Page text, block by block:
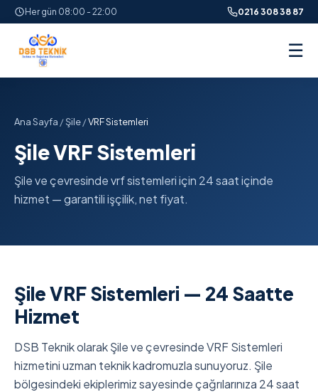
Her gün 08:00 - 22:00 0216 308 38 87
☰
Ana Sayfa /Şile/VRF Sistemleri
Şile VRF Sistemleri
Şile ve çevresinde vrf sistemleri için 24 saat içinde
hizmet — garantili işçilik, net fiyat.
Şile VRF Sistemleri — 24 Saatte
Hizmet
DSB Teknik olarak Şile ve çevresinde VRF Sistemleri
hizmetini uzman teknik kadromuzla sunuyoruz. Şile
bölgesindeki ekiplerimiz sayesinde çağrılarınıza 24 saat